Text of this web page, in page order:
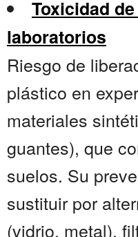
Toxicidad
laboratorios
Riesgo de
plástico en
materiales
guantes), que
suelos. Su
sustituir por
(vidrio, metal),